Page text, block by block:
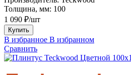
Толщина, мм: 100
1 090 ₽/шт
Купить
В избранное В избранном
Сравнить